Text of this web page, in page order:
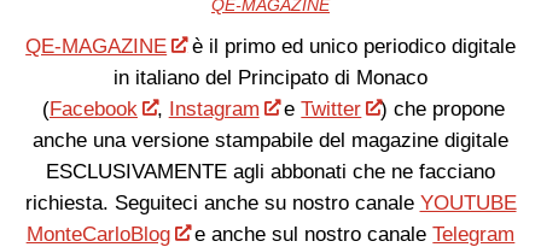
QE-MAGAZINE
QE-MAGAZINE
è il primo ed unico periodico digitale
in italiano del Principato di Monaco
(Facebook , Instagram eTwitter
) che propone
anche una versione stampabile del magazine digitale
ESCLUSIVAMENTE agli abbonati che ne facciano
richiesta. Seguiteci anche su nostro canale YOUTUBE
MonteCarloBlog
e anche sul nostro canaleTelegram